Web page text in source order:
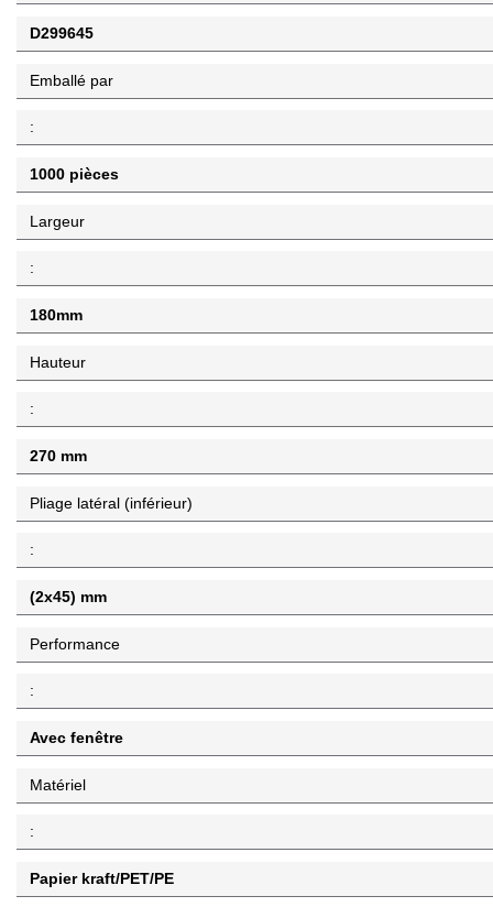
D299645
Emballé par
:
1000 pièces
Largeur
:
180mm
Hauteur
:
270 mm
Pliage latéral (inférieur)
:
(2x45) mm
Performance
:
Avec fenêtre
Matériel
:
Papier kraft/PET/PE